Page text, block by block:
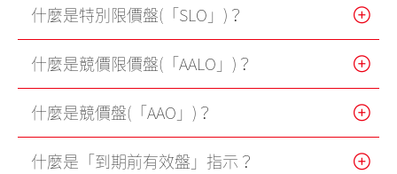
MT4
表格
光證財富高 用户指南
交易示範
什麼是特別限價盤(「SLO」)？
什麼是競價限價盤(「AALO」)？
什麼是競價盤(「AAO」)？
什麼是「到期前有效盤」指示？